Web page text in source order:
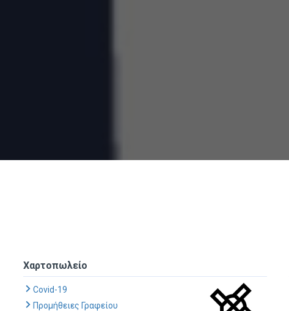
Χαρτοπωλείο
Covid-19
Προμήθειες Γραφείου